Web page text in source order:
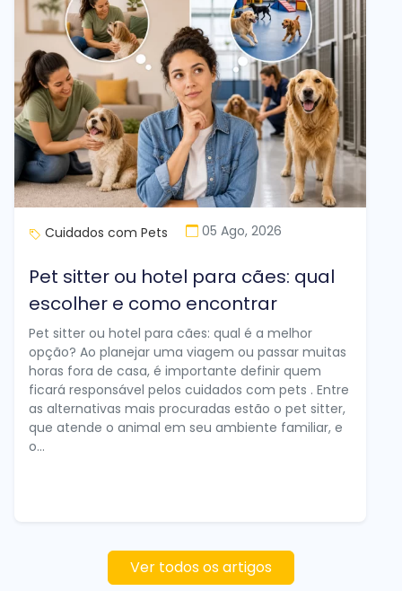
Cuidados com Pets 05 Ago, 2026
Pet sitter ou hotel para cães: qual
escolher e como encontrar
Pet sitter ou hotel para cães: qual é a melhor
opção? Ao planejar uma viagem ou passar muitas
horas fora de casa, é importante definir quem
ficará responsável pelos cuidados com pets . Entre
as alternativas mais procuradas estão o pet sitter,
que atende o animal em seu ambiente familiar, e
o...
Ver todos os artigos